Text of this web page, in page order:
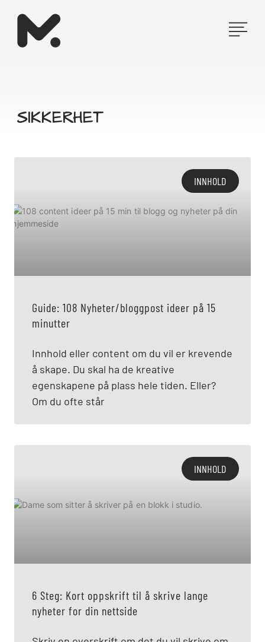
innholdet
SIKKERHET
INNHOLD
Guide: 108 Nyheter/bloggpost ideer på 15
minutter
Innhold eller content om du vil er krevende
å skape. Du skal ha de kreative
egenskapene på plass hele tiden. Eller?
Om du ofte står
INNHOLD
6 Steg: Kort oppskrift til å skrive lange
nyheter for din nettside